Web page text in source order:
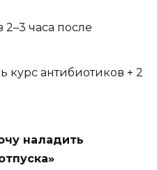
2–3 часа после
курс антибиотиков + 2
наладить